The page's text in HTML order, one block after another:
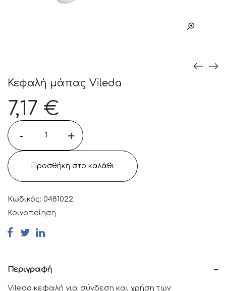
Κεφαλή μάπας Vileda
7,17 €
- +
Προσθήκη στο καλάθι
Κωδικός: 0481022
Κοινοποίηση
Περιγραφή
Vileda κεφαλή για σύνδεση και χρήση των